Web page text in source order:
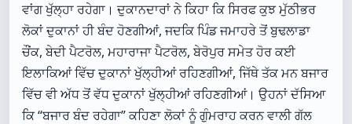
ਵਾਂਗ ਖੁੱਲ੍ਹਾ ਰਹੇਗਾ। ਦੁਕਾਨਦਾਰਾਂ ਨੇ ਕਿਹਾ ਕਿ ਸਿਰਫ ਕੁਝ ਮੁੱਠੀਭਰ
ਲੋਕਾਂ ਦੁਕਾਨਾਂ ਹੀ ਬੰਦ ਹੋਣਗੀਆਂ, ਜਦਕਿ ਪਿੰਡ ਜਮਾਹਰੇ ਤੋਂ ਬੁਢਲਾਡਾ
ਚੌਂਕ, ਬੇਦੀ ਪੈਟਰੋਲ, ਮਹਾਰਾਜਾ ਪੈਟਰੋਲ, ਬੇਰੋਪੁਰ ਸਮੇਤ ਹੋਰ ਕਈ
ਇਲਾਕਿਆਂ ਵਿੱਚ ਦੁਕਾਨਾਂ ਖੁੱਲ੍ਹੀਆਂ ਰਹਿਣਗੀਆਂ, ਜਿੱਥੇ ਤੱਕ ਮਨ ਬਜਾਰ
ਵਿੱਚ ਵੀ ਅੱਧ ਤੋਂ ਵੱਧ ਦੁਕਾਨਾਂ ਖੁੱਲ੍ਹੀਆਂ ਰਹਿਣਗੀਆਂ। ਉਹਨਾਂ ਦੱਸਿਆ
ਕਿ “ਬਜਾਰ ਬੰਦ ਰਹੇਗਾ” ਕਹਿਣਾ ਲੋਕਾਂ ਨੂੰ ਗੁੰਮਰਾਹ ਕਰਨ ਵਾਲੀ ਗੱਲ